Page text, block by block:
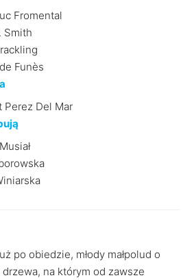
Fromental
Smith
Funès
Perez Del Mar
po obiedzie, młody małpolud o
drzewa, na którym od zawsze